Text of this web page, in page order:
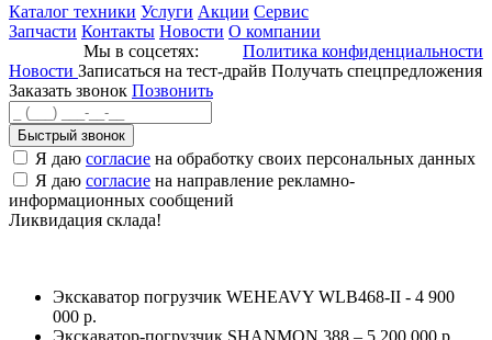
Каталог техники Услуги Акции Сервис
Запчасти Контакты Новости О компании
Мы в соцсетях:
Политика конфиденциальности
Новости Записаться на тест-драйв Получать спецпредложения
Заказать звонок Позвонить
Быстрый звонок
Я даю согласие на обработку своих персональных данных
Я даю согласие на направление рекламно-
информационных сообщений
Ликвидация склада!
Экскаватор погрузчик WEHEAVY WLB468-II - 4 900
000 р.
Экскаватор-погрузчик SHANMON 388 – 5 200 000 р.